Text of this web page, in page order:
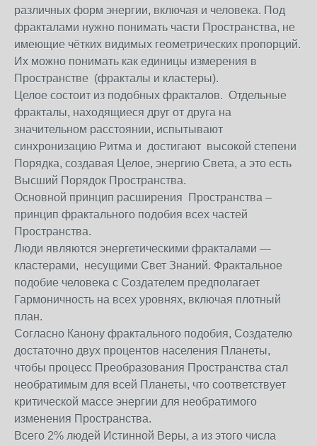
различных форм энергии, включая и человека. Под
фракталами нужно понимать части Пространства, не
имеющие чётких видимых геометрических пропорций.
Их можно понимать как единицы измерения в
Пространстве (фракталы и кластеры).
Целое состоит из подобных фракталов. Отдельные
фракталы, находящиеся друг от друга на
значительном расстоянии, испытывают
синхронизацию Ритма и достигают высокой степени
Порядка, создавая Целое, энергию Света, а это есть
Высший Порядок Пространства.
Основной принцип расширения Пространства –
принцип фрактального подобия всех частей
Пространства.
Люди являются энергетическими фракталами —
кластерами, несущими Свет Знаний. Фрактальное
подобие человека с Создателем предполагает
Гармоничность на всех уровнях, включая плотный
план.
Согласно Канону фрактального подобия, Создателю
достаточно двух процентов населения Планеты,
чтобы процесс Преобразования Пространства стал
необратимым для всей Планеты, что соответствует
критической массе энергии для необратимого
изменения Пространства.
Всего 2% людей Истинной Веры, а из этого числа